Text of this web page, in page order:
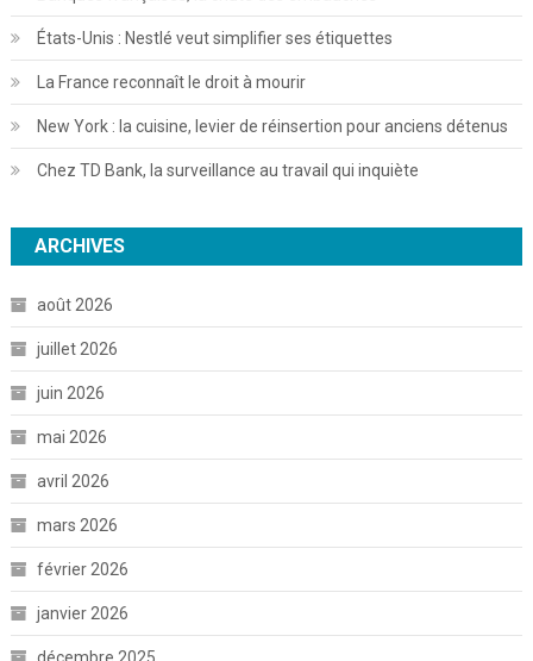
États-Unis : Nestlé veut simplifier ses étiquettes
La France reconnaît le droit à mourir
New York : la cuisine, levier de réinsertion pour anciens détenus
Chez TD Bank, la surveillance au travail qui inquiète
ARCHIVES
août 2026
juillet 2026
juin 2026
mai 2026
avril 2026
mars 2026
février 2026
janvier 2026